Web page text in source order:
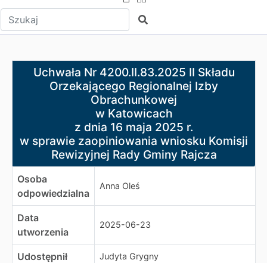
Wpisz tekst do wyszukania Szukaj
Uchwała Nr 4200.II.83.2025 II Składu Orzekającego
w Katowicach
z dnia 16 maja 2025 r.
w sprawie zaopiniowania wniosku Komisji Rewizyjnej
Uchwała Nr 4200.II.83.2025 II Składu
Orzekającego Regionalnej Izby
Obrachunkowej
w Katowicach
z dnia 16 maja 2025 r.
w sprawie zaopiniowania wniosku Komisji
Rewizyjnej Rady Gminy Rajcza
Osoba
odpowiedzialna
Anna Oleś
Data
utworzenia
2025-06-23
Udostępnił Judyta Grygny